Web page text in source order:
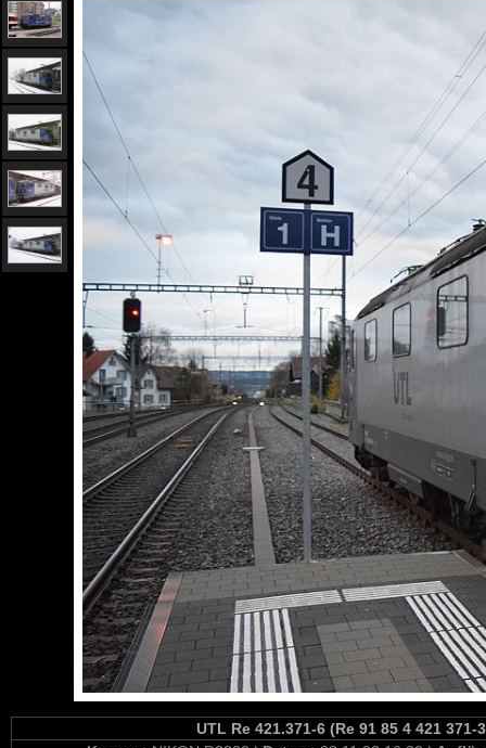
UTL Re 421.371-6 (Re 91 85 4 421